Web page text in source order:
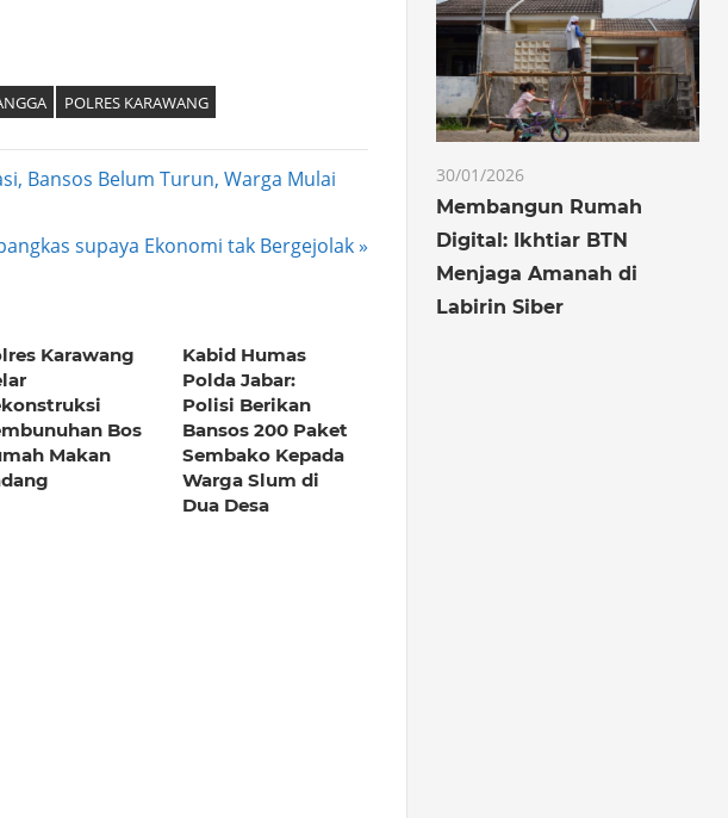
POLRES KARAWANG
Bansos Belum Turun, Warga Mulai
supaya Ekonomi tak Bergejolak
Karawang
Bos
Makan
Kabid Humas
Polda Jabar:
Polisi Berikan
Bansos 200 Paket
Sembako Kepada
Warga Slum di
Dua Desa
30/01/2026
Membangun Rumah
Digital: Ikhtiar BTN
Menjaga Amanah di
Labirin Siber